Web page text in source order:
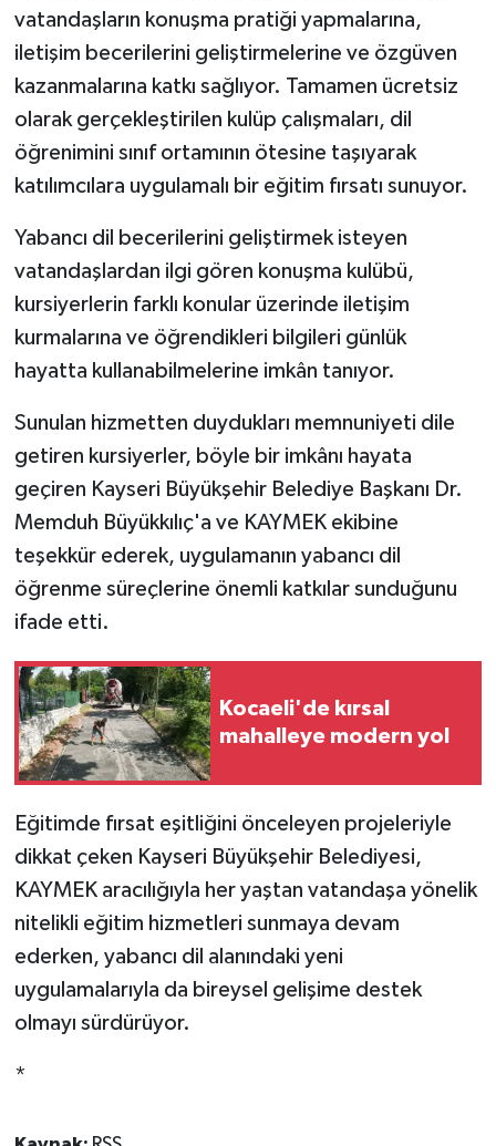
vatandaşların konuşma pratiği yapmalarına,
iletişim becerilerini geliştirmelerine ve özgüven
kazanmalarına katkı sağlıyor. Tamamen ücretsiz
olarak gerçekleştirilen kulüp çalışmaları, dil
öğrenimini sınıf ortamının ötesine taşıyarak
katılımcılara uygulamalı bir eğitim fırsatı sunuyor.
Yabancı dil becerilerini geliştirmek isteyen
vatandaşlardan ilgi gören konuşma kulübü,
kursiyerlerin farklı konular üzerinde iletişim
kurmalarına ve öğrendikleri bilgileri günlük
hayatta kullanabilmelerine imkân tanıyor.
Sunulan hizmetten duydukları memnuniyeti dile
getiren kursiyerler, böyle bir imkânı hayata
geçiren Kayseri Büyükşehir Belediye Başkanı Dr.
Memduh Büyükkılıç'a ve KAYMEK ekibine
teşekkür ederek, uygulamanın yabancı dil
öğrenme süreçlerine önemli katkılar sunduğunu
ifade etti.
Kocaeli'de kırsal
mahalleye modern yol
Eğitimde fırsat eşitliğini önceleyen projeleriyle
dikkat çeken Kayseri Büyükşehir Belediyesi,
KAYMEK aracılığıyla her yaştan vatandaşa yönelik
nitelikli eğitim hizmetleri sunmaya devam
ederken, yabancı dil alanındaki yeni
uygulamalarıyla da bireysel gelişime destek
olmayı sürdürüyor.
*